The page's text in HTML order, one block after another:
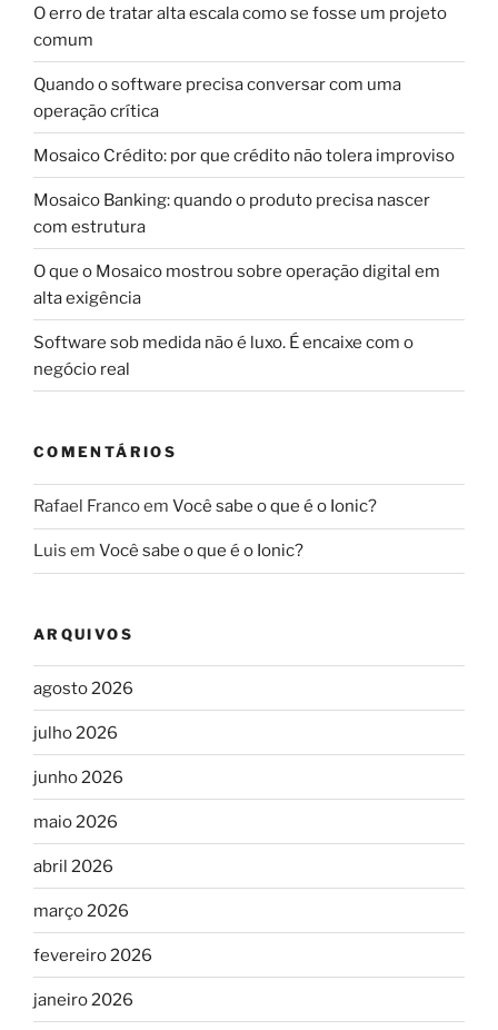
O erro de tratar alta escala como se fosse um projeto
comum
Quando o software precisa conversar com uma
operação crítica
Mosaico Crédito: por que crédito não tolera improviso
Mosaico Banking: quando o produto precisa nascer
com estrutura
O que o Mosaico mostrou sobre operação digital em
alta exigência
Software sob medida não é luxo. É encaixe com o
negócio real
COMENTÁRIOS
Rafael Francoem Você sabe o que é o Ionic?
Luis em Você sabe o que é o Ionic?
ARQUIVOS
agosto 2026
julho 2026
junho 2026
maio 2026
abril 2026
março 2026
fevereiro 2026
janeiro 2026